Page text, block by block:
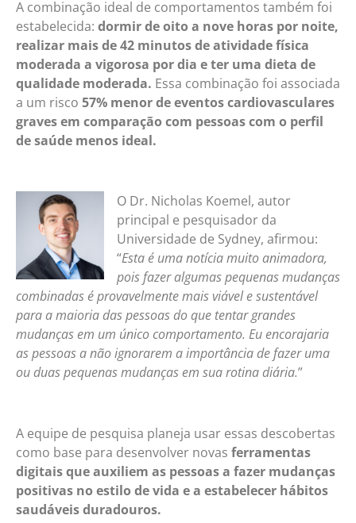
A combinação ideal de comportamentos também foi
estabelecida: dormir de oito a nove horas por noite,
realizar mais de 42 minutos de atividade física
moderada a vigorosa por dia e ter uma dieta de
qualidade moderada. Essa combinação foi associada
a um risco 57% menor de eventos cardiovasculares
graves em comparação com pessoas com o perfil
de saúde menos ideal.
O Dr. Nicholas Koemel, autor
principal e pesquisador da
Universidade de Sydney, afirmou:
“Esta é uma notícia muito animadora,
pois fazer algumas pequenas mudanças
combinadas é provavelmente mais viável e sustentável
para a maioria das pessoas do que tentar grandes
mudanças em um único comportamento. Eu encorajaria
as pessoas a não ignorarem a importância de fazer uma
ou duas pequenas mudanças em sua rotina diária.”
A equipe de pesquisa planeja usar essas descobertas
como base para desenvolver novas ferramentas
digitais que auxiliem as pessoas a fazer mudanças
positivas no estilo de vida e a estabelecer hábitos
saudáveis ​​duradouros.